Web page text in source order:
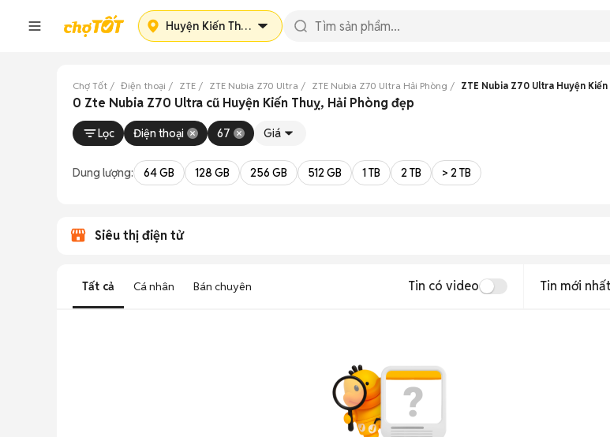
Huyện Kiến Thuỵ
Chợ Tốt Điện thoại ZTE ZTE Nubia Z70 Ultra ZTE Nubia Z70 Ultra Hải Phòng ZTE Nubia Z70 Ultra Huyện
0 Zte Nubia Z70 Ultra cũ Huyện Kiến Thuỵ, Hải Phòng đẹp
Lọc Điện thoại 67 Giá
Dung lượng: 64 GB 128 GB 256 GB 512 GB 1 TB 2 TB > 2 TB
Siêu thị điện tử
Tất cả Cá nhân Bán chuyên Tin có video Tin mới nhất